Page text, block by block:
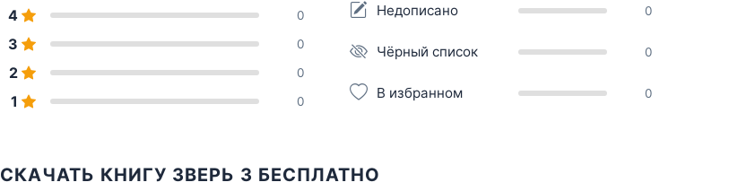
4 0
3 0
2 0
1 0
Недописано 0
Чёрный список 0
В избранном 0
СКАЧАТЬ КНИГУ ЗВЕРЬ 3 БЕСПЛАТНО